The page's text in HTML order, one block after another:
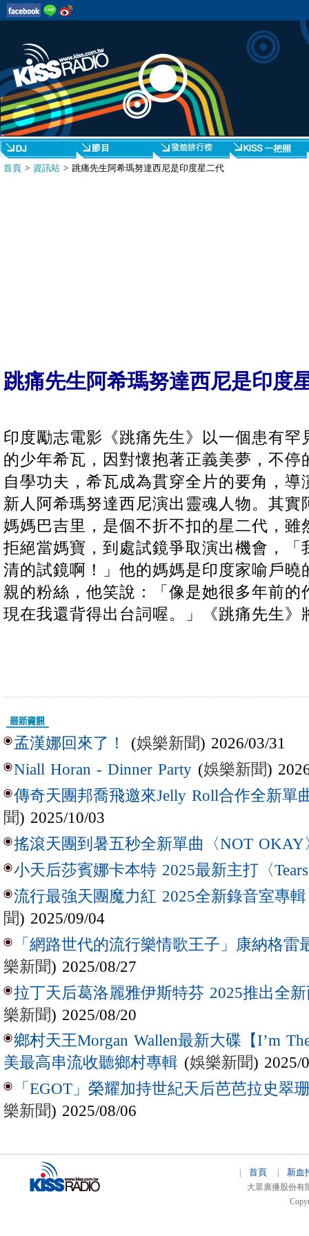
首頁 > 資訊站 > 跳痛先生阿希瑪努達西尼是印度星二代
跳痛先生阿希瑪努達西尼是印度
印度勵志電影《跳痛先生》以一個患有
的少年希瓦，因對懷抱著正義美夢，不
自學功夫，希瓦成為貫穿全片的要角，
新人阿希瑪努達西尼演出靈魂人物。其
媽媽巴吉里，是個不折不扣的星二代，雖
拒絕當媽寶，到處試鏡爭取演出機會，「
清的試鏡啊！」他的媽媽是印度家喻戶曉
親的粉絲，他笑說：「像是她很多年前
現在我還背得出台詞喔。」《跳痛先生》
孟漢娜回來了！ (娛樂新聞) 2026/03/31
Niall Horan - Dinner Party (娛樂新聞)
傳奇天團邦喬飛邀來Jelly Roll合作全新單
聞) 2025/10/03
搖滾天團到暑五秒全新單曲〈NOT OKAY
小天后莎賓娜卡本特 2025最新主打〈
流行最強天團魔力紅 2025全新錄音室專
聞) 2025/09/04
「網路世代的流行樂情歌王子」康納格雷
樂新聞) 2025/08/27
拉丁天后葛洛麗雅伊斯特芬 2025推出全新
樂新聞) 2025/08/20
鄉村天王Morgan Wallen最新大碟【I’m
美最高串流收聽鄉村專輯 (娛樂新聞) 2025/
「EGOT」榮耀加持世紀天后芭芭拉史翠
樂新聞) 2025/08/06
首頁 新血
大眾廣播股份有